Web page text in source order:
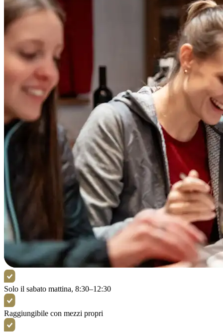
Solo il sabato mattina, 8:30–12:30
Raggiungibile con mezzi propri